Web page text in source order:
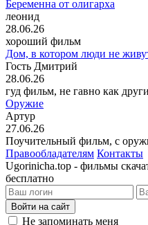
Беременна от олигарха
леонид
28.06.26
хороший фильм
Дом, в котором люди не
Гость Дмитрий
28.06.26
гуд фильм, не гавно как
Оружие
Артур
27.06.26
Поучительный фильм, с
Правообладателям Контакты
Ugorinicha.top - фильмы
бесплатно
Войти на сайт
Не запоминать меня